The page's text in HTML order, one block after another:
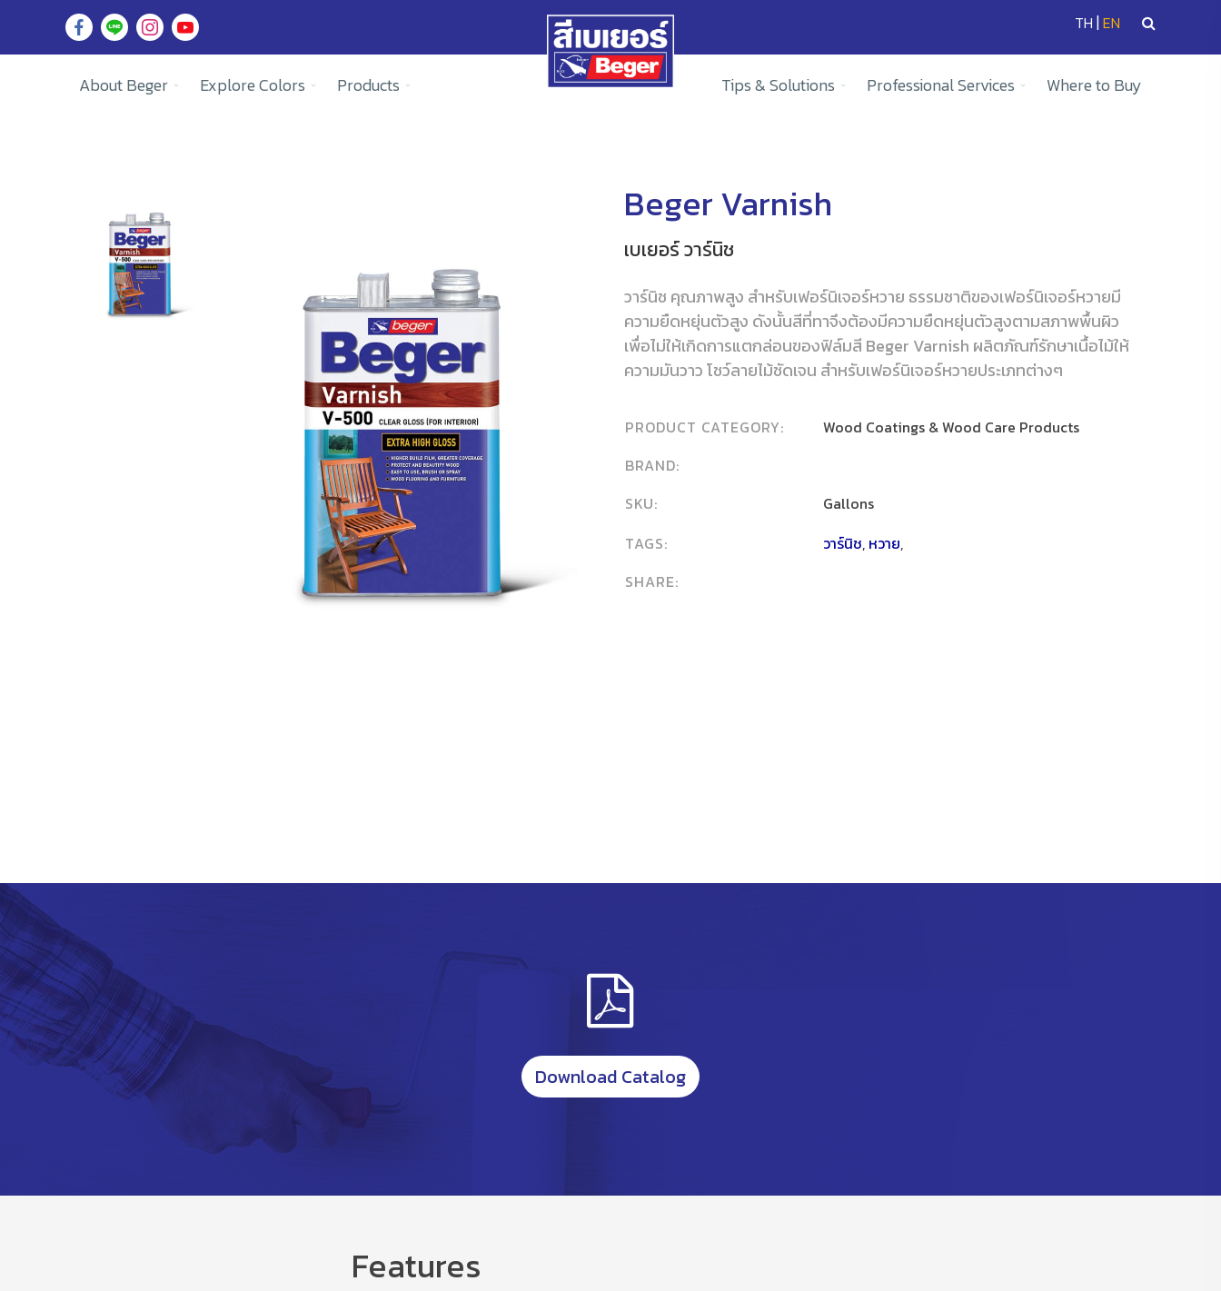
TH |EN
About Beger Explore Colors Products Tips & Solutions Professional Services Where to Buy
Beger Varnish
เบเยอร์ วาร์นิช
วาร์นิช คุณภาพสูง สำหรับเฟอร์นิเจอร์หวาย ธรรมชาติของเฟอร์นิเจอร์หวายมี
ความยืดหยุ่­นตัวสูง ดังนั้นสีที่ทาจึงต้องมีความยืดหยุ่นตัวสู­งตามสภาพพื้นผิว
เพื่อไม่ให้เกิดการแตกล่อนของฟิล์มสี Beger Varnish ผลิตภัณฑ์รักษาเนื้อไม้ให้
ความมันวาว โชว์ลายไม้ชัดเจน สำหรับเฟอร์นิเจอร์หวายประเภทต่างๆ
PRODUCT CATEGORY:
Wood Coatings & Wood Care Products
BRAND:
SKU:
Gallons
TAGS:
วาร์นิช, หวาย,
SHARE:
Download Catalog
Features